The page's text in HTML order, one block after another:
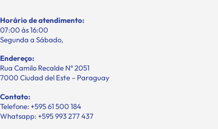
Horário de atendimento:
07:00 ás 16:00
Segunda a Sábado,
Endereço:
Rua Camilo Recalde Nº 2051
7000 Ciudad del Este – Paraguay
Contato:
Telefone: +595 61 500 184
Whatsapp: +595 993 277 437